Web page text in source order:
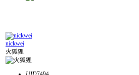
nickwei
火狐狸